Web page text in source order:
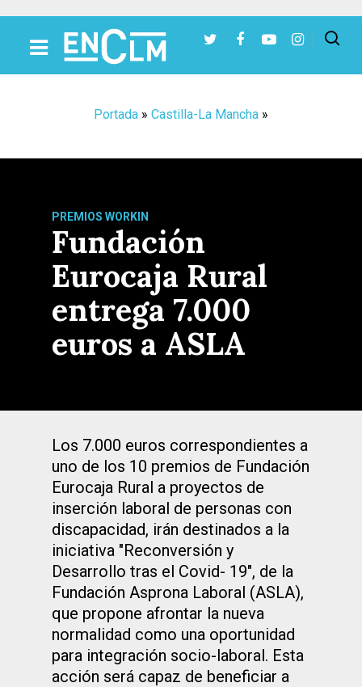
Portada » Castilla-La Mancha »
PREMIOS WORKIN
Fundación
Eurocaja Rural
entrega 7.000
euros a ASLA
Los 7.000 euros correspondientes a
uno de los 10 premios de Fundación
Eurocaja Rural a proyectos de
inserción laboral de personas con
discapacidad, irán destinados a la
iniciativa "Reconversión y
Desarrollo tras el Covid- 19", de la
Fundación Asprona Laboral (ASLA),
que propone afrontar la nueva
normalidad como una oportunidad
para integración socio-laboral. Esta
acción será capaz de beneficiar a